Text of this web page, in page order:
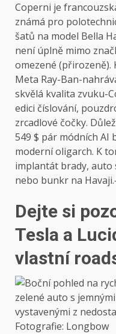
Coperni je
známá pro
šatů na model Bella
není úplně mimo
omezené (přirozeně).
Meta Ray-Ban-
skvělá kvalita zvuku-
edici číslování,
zrcadlové čočky.
549 $ pár módních AI
moderní oligarch. K
implantát brady, auto
nebo bunkr na Havaji.
Dejte si
Tesla a
vlastní
Fotografie: Longbow